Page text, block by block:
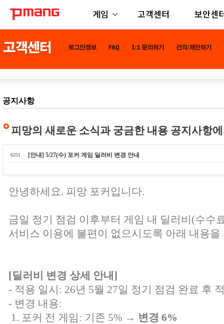
게임 고객센터 보안센
공지사항
피망의 새로운 소식과 궁금한 내용 공지사항
6251 [안내] 5/27(수) 포커 게임 딜러비 변경 안내
안녕하세요. 피망 포커입니다.
금일 정기 점검 이후부터 게임 내 딜러비(수수
서비스 이용에 불편이 없으시도록 아래 내용
[딜러비 변경 상세 안내]
- 적용 일시: 26년 5월 27일 정기 점검 완료 후
- 변경 내용:
1. 포커 전 게임: 기존 5% → 변경 6%